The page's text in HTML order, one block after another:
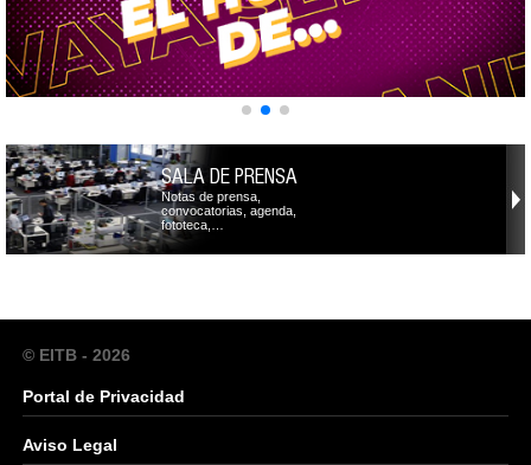
SALA DE PRENSA
Notas de prensa,
convocatorias, agenda,
fototeca,…
© EITB - 2026
Portal de Privacidad
Aviso Legal